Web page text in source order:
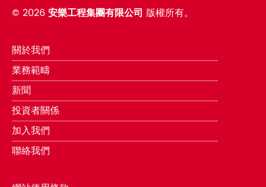
© 2026安樂工程集團有限公司 版權所有。
關於我們
業務範疇
新聞
投資者關係
加入我們
聯絡我們